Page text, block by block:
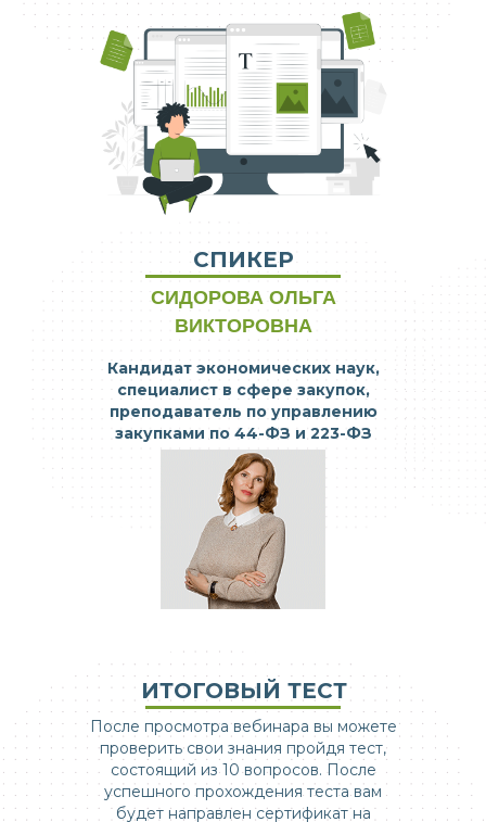
СИДОРОВА ОЛЬГА
ВИКТОРОВНА
Кандидат экономических наук,
специалист в сфере закупок,
преподаватель по управлению
закупками по 44-ФЗ и 223-ФЗ
СПИКЕР
ИТОГОВЫЙ ТЕСТ
После просмотра вебинара вы можете
проверить свои знания пройдя тест,
состоящий из 10 вопросов. После
успешного прохождения теста вам
будет направлен сертификат на